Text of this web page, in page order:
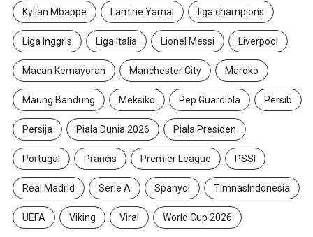
Kylian Mbappe Lamine Yamal liga champions
Liga Inggris Liga Italia Lionel Messi Liverpool
Macan Kemayoran Manchester City Maroko
Maung Bandung Meksiko Pep Guardiola Persib
Persija Piala Dunia 2026 Piala Presiden
Portugal Prancis Premier League PSSI
Real Madrid Serie A Spanyol TimnasIndonesia
UEFA Viking Viral World Cup 2026